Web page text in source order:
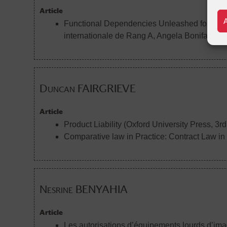
Article
Functional Dependencies Unleashed for
internationale de Rang A, Angela Bonifati,
Duncan FAIRGRIEVE
Article
Product Liability (Oxford University Press,
Comparative law in Practice: Contract Law
Nesrine BENYAHIA
Article